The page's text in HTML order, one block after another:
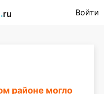
Войти
районе могло